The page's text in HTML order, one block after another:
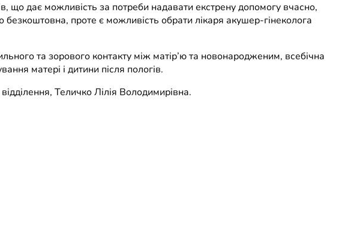
що дає можливість за потреби надавати екстрену допомогу вчасно,
безкоштовна, проте є можливість обрати лікаря акушер-гінеколога
та зорового контакту між матір’ю та новонародженим, всебічна
матері і дитини після пологів.
Теличко Лілія Володимирівна.